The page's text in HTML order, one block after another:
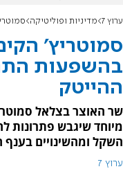
ערוץ 7 מדיניות ופוליטיקה סמוטריץ'
סמוטריץ'
בהשפעות
ההייטק
שר האוצר בצלאל
מיוחד שיגבש פתרונות
השקל ומהשינויים
ערוץ 7